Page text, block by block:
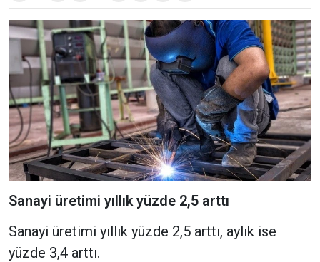
Sanayi üretimi yıllık yüzde 2,5 arttı
Sanayi üretimi yıllık yüzde 2,5 arttı, aylık ise
yüzde 3,4 arttı.